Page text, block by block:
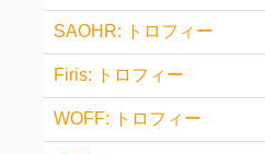
SAOHR: トロフィー
Firis: トロフィー
WOFF: トロフィー